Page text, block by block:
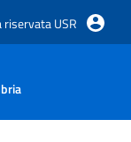
riservata USR